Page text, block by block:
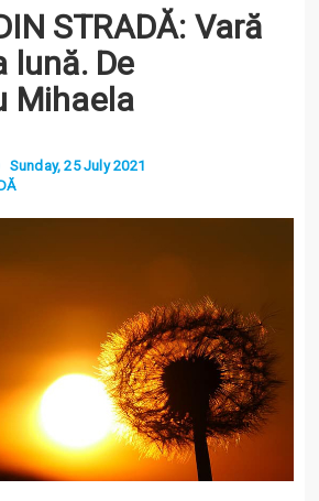
STRADĂ: Vară
lună. De
Mihaela
Sunday, 25 July 2021